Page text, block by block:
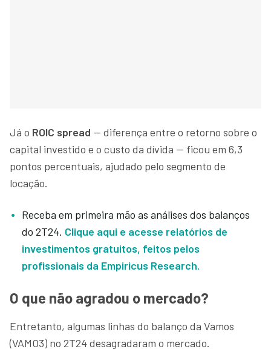
Já o ROIC spread — diferença entre o retorno sobre o
capital investido e o custo da dívida — ficou em 6,3
pontos percentuais, ajudado pelo segmento de
locação.
Receba em primeira mão as análises dos balanços
do 2T24. Clique aqui e acesse relatórios de
investimentos gratuitos, feitos pelos
profissionais da Empiricus Research.
O que não agradou o mercado?
Entretanto, algumas linhas do balanço da Vamos
(VAMO3) no 2T24 desagradaram o mercado.